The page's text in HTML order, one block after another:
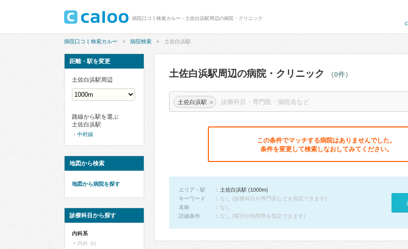
病院口コミ検索カルー - 土佐白浜駅周辺の病院・クリニック
病院口コミ検索カルー 病院検索 土佐白浜駅
土佐白浜駅周辺の病院・クリニック （0件）
土佐白浜駅 ×
この条件でマッチする病院はありませんでした。
条件を変更して検索しなおしてみてください。
エリア・駅
土佐白浜駅 (1000m)
キーワード
なし (診療科目や専門医などを指定できます)
名称
なし
詳細条件
なし (曜日や時間帯を指定できます)
距離・駅を変更
土佐白浜駅周辺
路線から駅を選ぶ
土佐白浜駅
中村線
地図から検索
地図から病院を探す
診療科目から探す
内科系
内科 (0)